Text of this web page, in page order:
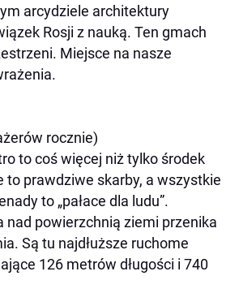
arcydziele architektury
Rosji z nauką. Ten gmach
Miejsce na nasze
rocznie)
to coś więcej niż tylko środek
to prawdziwe skarby, a wszystkie
to „pałace dla ludu”.
nad powierzchnią ziemi przenika
Są tu najdłuższe ruchome
126 metrów długości i 740